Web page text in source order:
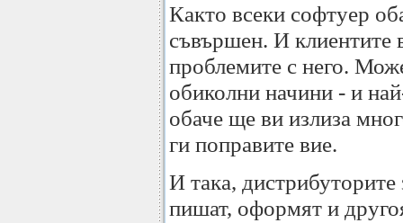
Както всеки софтуер
съвършен. И клиентите
проблемите с него.
обиколни начини - и
обаче ще ви излиза
ги поправите вие.
И така, дистрибуторите
пишат, оформят и